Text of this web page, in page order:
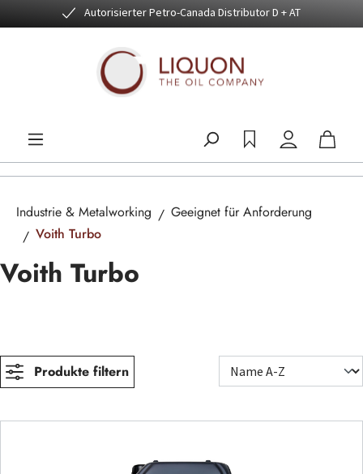
Zum Hauptinhalt springenAutorisierter Petro-Canada Distributor D + AT
Industrie & Metalworking
Geeignet für Anforderung
Voith Turbo
Voith Turbo
Produkte filtern